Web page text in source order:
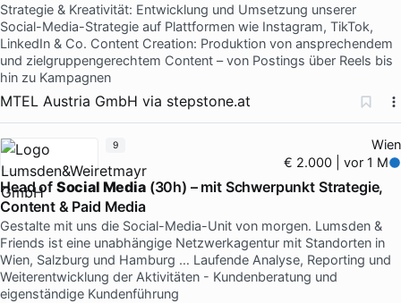
Strategie & Kreativität: Entwicklung und Umsetzung unserer
Social-Media-Strategie auf Plattformen wie Instagram, TikTok,
LinkedIn & Co. Content Creation: Produktion von ansprechendem
und zielgruppengerechtem Content – von Postings über Reels bis
hin zu Kampagnen
MTEL Austria GmbH via stepstone.at
Wien
€ 2.000 | vor 1 M
Head of Social Media(30h) – mit Schwerpunkt Strategie,
Content & Paid Media
Gestalte mit uns die Social-Media-Unit von morgen. Lumsden &
Friends ist eine unabhängige Netzwerkagentur mit Standorten in
Wien, Salzburg und Hamburg … Laufende Analyse, Reporting und
Weiterentwicklung der Aktivitäten - Kundenberatung und
eigenständige Kundenführung
9